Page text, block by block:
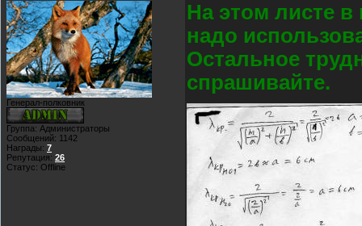
Генерал-полковник
Группа: Администраторы
Сообщений: 1142
Награды: 7
Репутация: 26
Статус: Offline
На этом листе
надо
Остальное
спрашивайте.